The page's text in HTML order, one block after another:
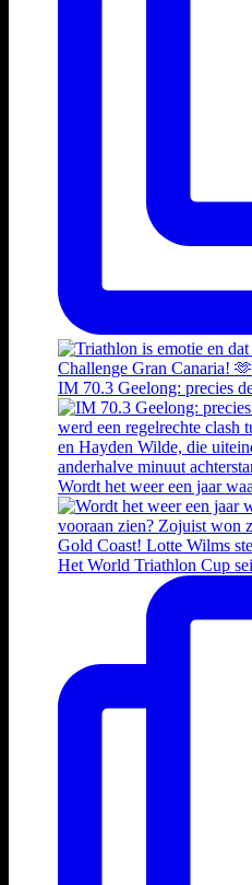
IM 70.3 Geelong: precies
Wordt het weer een jaar
Het World Triathlon Cup